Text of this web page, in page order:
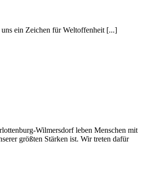
ein Zeichen für Weltoffenheit [...]
Wilmersdorf leben Menschen mit
größten Stärken ist. Wir treten dafür